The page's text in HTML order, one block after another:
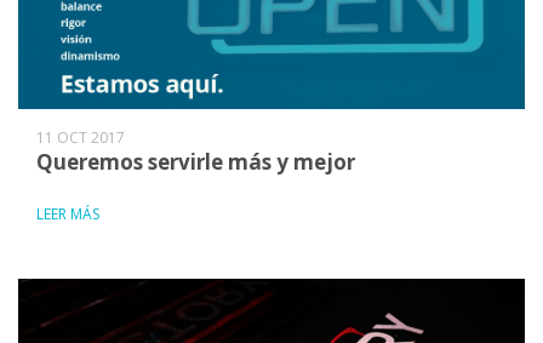
11 OCT 2017
Queremos servirle más y mejor
LEER MÁS